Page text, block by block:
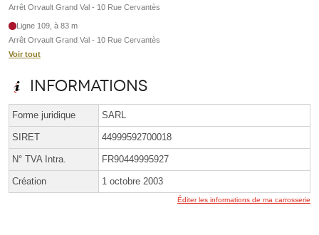
Arrêt Orvault Grand Val - 10 Rue Cervantès
Ligne 109, à 83 m
Arrêt Orvault Grand Val - 10 Rue Cervantès
Voir tout
Informations
Forme juridique SARL
SIRET 44999592700018
N° TVA Intra. FR90449995927
Création 1 octobre 2003
Éditer les informations de ma carrosserie